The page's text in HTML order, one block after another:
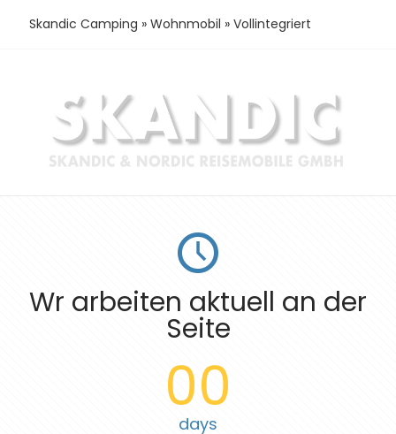
Skandic Camping » Wohnmobil » Vollintegriert
Wr arbeiten aktuell an der
Seite
00
days